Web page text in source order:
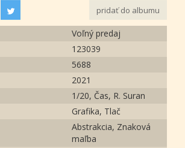
pridať do albumu
Voľný predaj
123039
5688
2021
1/20, Čas, R. Suran
Grafika, Tlač
Abstrakcia, Znaková
maľba